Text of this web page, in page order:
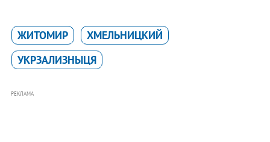
ЖИТОМИР
ХМЕЛЬНИЦКИЙ
УКРЗАЛИЗНЫЦЯ
РЕКЛАМА